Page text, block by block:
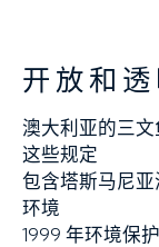
开放和
澳大利亚的三文
这些规定
包含塔斯马尼亚
环境
1999 年环境保